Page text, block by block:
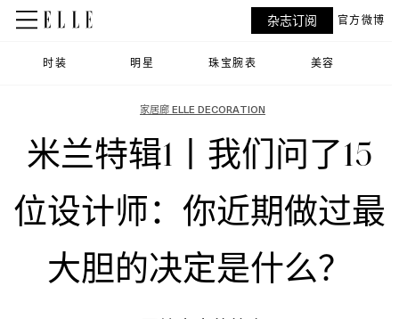
时装 明星 珠宝腕表 美容
杂志订阅 官方微博
家居廊 ELLE DECORATION
米兰特辑1丨我们问了15
位设计师：你近期做过最
大胆的决定是什么？